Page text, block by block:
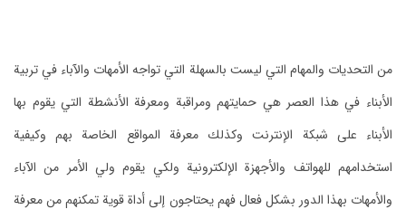
من التحديات والمهام التي ليست بالسهلة التي تواجه الأمهات والآباء في تربية
الأبناء في هذا العصر هي حمايتهم ومراقبة ومعرفة الأنشطة التي يقوم بها
الأبناء على شبكة الإنترنت وكذلك معرفة المواقع الخاصة بهم وكيفية
استخدامهم للهواتف والأجهزة الإلكترونية ولكي يقوم ولي الأمر من الآباء
والأمهات بهذا الدور بشكل فعال فهم يحتاجون إلى أداة قوية تمكنهم من معرفة